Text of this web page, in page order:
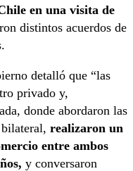
en una visita de
distintos acuerdos de
detalló que “las
privado y,
donde abordaron las
realizaron un
entre ambos
y conversaron